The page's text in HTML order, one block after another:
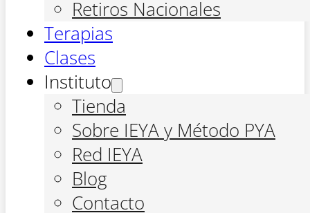
Retiros Nacionales
Terapias
Clases
Instituto
Tienda
Sobre IEYA y Método PYA
Red IEYA
Blog
Contacto